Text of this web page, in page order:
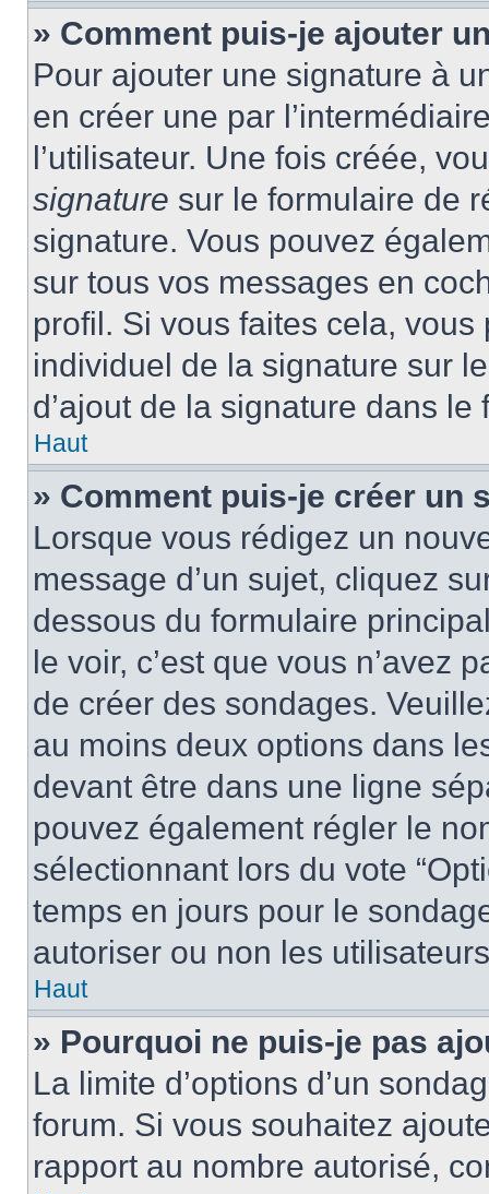
» Comment puis-je ajouter
Pour ajouter une signature à
en créer une par
l’utilisateur. Une fois créée,
signature sur le formulaire de
signature. Vous pouvez
sur tous vos messages en
profil. Si vous faites cela, vous
individuel de la signature sur
d’ajout de la signature dans
Haut
» Comment puis-je créer un
Lorsque vous rédigez un
message d’un sujet, cliquez
dessous du formulaire
le voir, c’est que vous n’avez
de créer des sondages.
au moins deux options dans
devant être dans une ligne
pouvez également régler le
sélectionnant lors du vote
temps en jours pour le
autoriser ou non les
Haut
» Pourquoi ne puis-je pas
La limite d’options d’un
forum. Si vous souhaitez
rapport au nombre autorisé,